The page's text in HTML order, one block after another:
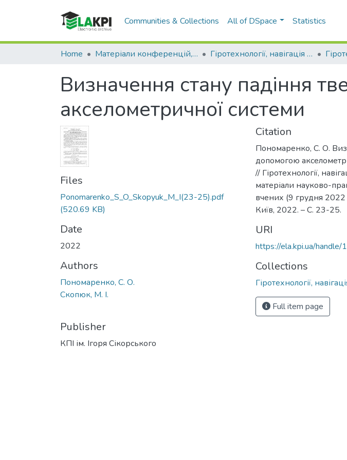
Communities & Collections All of DSpace Statistics
Home Матеріали конференцій, семінарів і т.п. Гіротехнології, навігація і керування рухомими об'єктами
Визначення стану падіння
акселометричної системи
Files
Ponomarenko_S_O_Skopyuk_M_I(23-25).pdf
(520.69 KB)
Date
2022
Authors
Пономаренко, С. О.
Скопюк, М. І.
Publisher
КПІ ім. Ігоря Сікорського
Citation
Пономаренко, С. О.
допомогою
// Гіротехнології,
матеріали науково-
вчених (9 грудня 2022
Київ, 2022. – С. 23-25.
URI
https://ela.kpi.ua/
Collections
Гіротехнології,
Full item page